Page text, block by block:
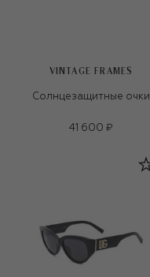
VINTAGE FRAMES
Солнцезащитные очки
41 600 ₽